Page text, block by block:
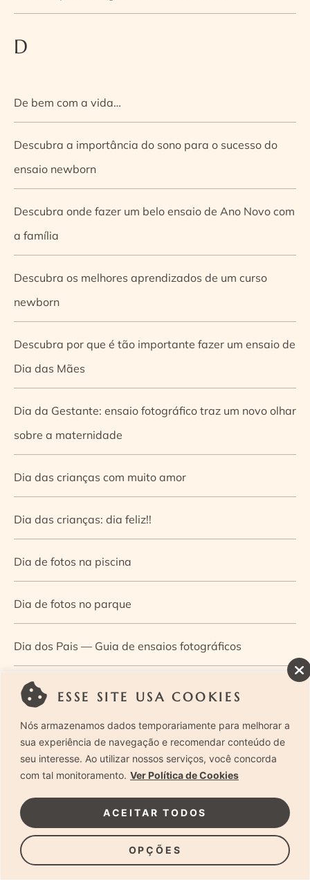
ESSE SITE USA COOKIES
Nós armazenamos dados temporariamente para melhorar a
sua experiência de navegação e recomendar conteúdo de
seu interesse. Ao utilizar nossos serviços, você concorda
com tal monitoramento. Ver Política de Cookies
OPÇÕES
ACEITAR TODOS
D
De bem com a vida…
Descubra a importância do sono para o sucesso do
ensaio newborn
Descubra onde fazer um belo ensaio de Ano Novo com
a família
Descubra os melhores aprendizados de um curso
newborn
Descubra por que é tão importante fazer um ensaio de
Dia das Mães
Dia da Gestante: ensaio fotográfico traz um novo olhar
sobre a maternidade
Dia das crianças com muito amor
Dia das crianças: dia feliz!!
Dia de fotos na piscina
Dia de fotos no parque
Dia dos Pais — Guia de ensaios fotográficos
Dia Mundial da Infância: como a fotografia ajuda a
construir a memória e a identidade da criança
Diário de uma grávida e sua pequena
Dica de especialista: como otimizar o fluxo de trabalho
no ensaio newborn?
Dica de especialista: qual o melhor guia de poses para